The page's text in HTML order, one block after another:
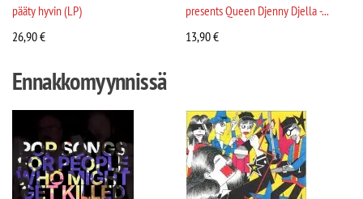
pääty hyvin (LP)
26,90€
presents Queen Djenny Djella -...
13,90€
Ennakkomyynnissä